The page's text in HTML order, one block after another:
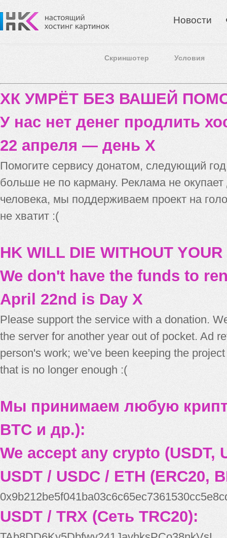
Новости
Скриншотер Условия
ХК УМРЁТ БЕЗ ВАШЕЙ
У нас нет денег продлить
22 апреля — день X
Помогите сервису донатом, следующий
больше не по карману. Реклама не
человека, мы поддерживаем проект на
не хватит :(
HK WILL DIE WITHOUT
We don't have the funds to
April 22nd is Day X
Please support the service with a donation.
the server for another year out of pocket. Ad
person's work; we’ve been keeping the
that is no longer enough :(
Мы принимаем любую
BTC и др.):
We accept any crypto (USDT,
USDT / USDC / ETH (ERC20,
USDT / TRX (Сеть TRC20):